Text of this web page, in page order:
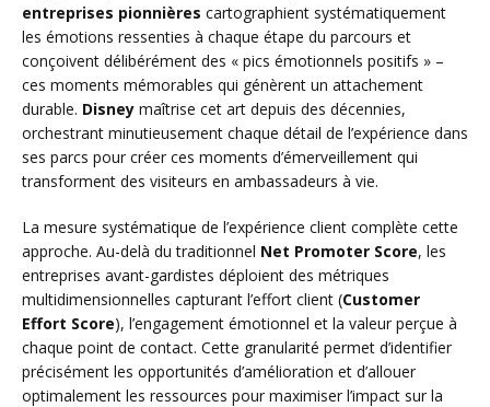
entreprises pionnières cartographient systématiquement
les émotions ressenties à chaque étape du parcours et
conçoivent délibérément des « pics émotionnels positifs » –
ces moments mémorables qui génèrent un attachement
durable. Disney maîtrise cet art depuis des décennies,
orchestrant minutieusement chaque détail de l’expérience dans
ses parcs pour créer ces moments d’émerveillement qui
transforment des visiteurs en ambassadeurs à vie.
La mesure systématique de l’expérience client complète cette
approche. Au-delà du traditionnel Net Promoter Score, les
entreprises avant-gardistes déploient des métriques
multidimensionnelles capturant l’effort client (Customer
Effort Score), l’engagement émotionnel et la valeur perçue à
chaque point de contact. Cette granularité permet d’identifier
précisément les opportunités d’amélioration et d’allouer
optimalement les ressources pour maximiser l’impact sur la